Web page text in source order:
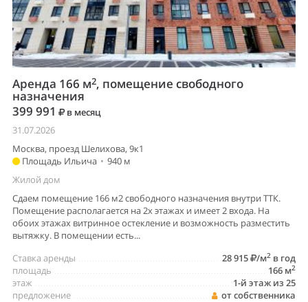
Аренда 166 м2, помещение свободного
назначения
399 991
в месяц
31.07.2026
Москва, проезд Шелихова, 9к1
Площадь Ильича • 940 м
Жилой дом
Сдаем помещение 166 м2 свободного назначения внутри ТТК.
Помещение располагается на 2х этажах и имеет 2 входа. На
обоих этажах витринное остекление и возможность разместить
вытяжку. В помещении есть...
28 915
/м2 в год
Ставка аренды
166 м2
площадь
1-й этаж из 25
этаж
от собственника
предложение